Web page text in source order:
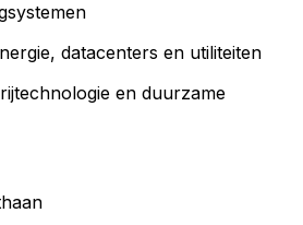
datacenters en utiliteiten
en duurzame